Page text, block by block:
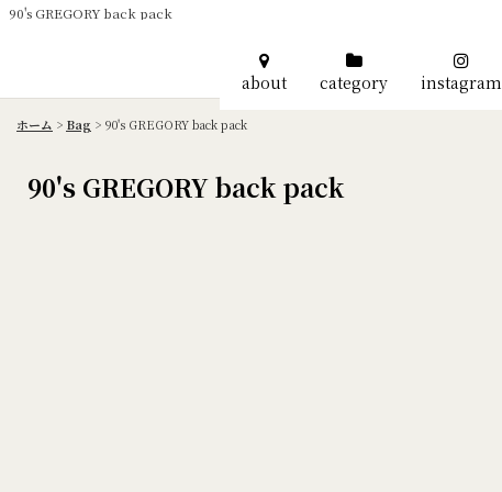
90's GREGORY back pack
about category instagram
ホーム > Bag > 90's GREGORY back pack
90's GREGORY back pack